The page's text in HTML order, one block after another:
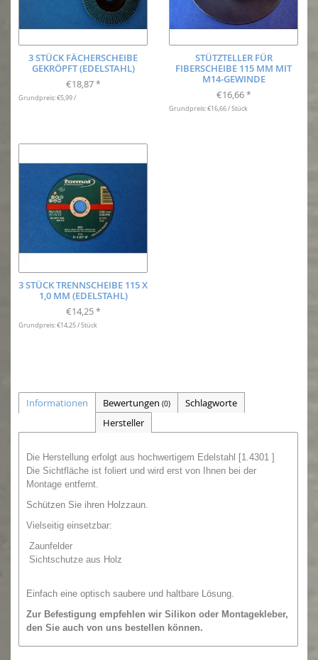
3 STÜCK FÄCHERSCHEIBE
GEKRÖPFT (EDELSTAHL)
€18,87 *
Grundpreis: €5,99 /
STÜTZTELLER FÜR
FIBERSCHEIBE 115 MM MIT
M14-GEWINDE
€16,66 *
Grundpreis: €16,66 / Stück
3 STÜCK TRENNSCHEIBE 115 X
1,0 MM (EDELSTAHL)
€14,25 *
Grundpreis: €14,25 / Stück
Informationen Bewertungen (0)
Schlagworte
Hersteller
Die Herstellung erfolgt aus hochwertigem Edelstahl [1.4301 ]
Die Sichtfläche ist foliert und wird erst von Ihnen bei der
Montage entfernt.
Schützen Sie ihren Holzzaun.
Vielseitig einsetzbar:
Zaunfelder
Sichtschutze aus Holz
Einfach eine optisch saubere und haltbare Lösung.
Zur Befestigung empfehlen wir Silikon oder Montagekleber,
den Sie auch von uns bestellen können.